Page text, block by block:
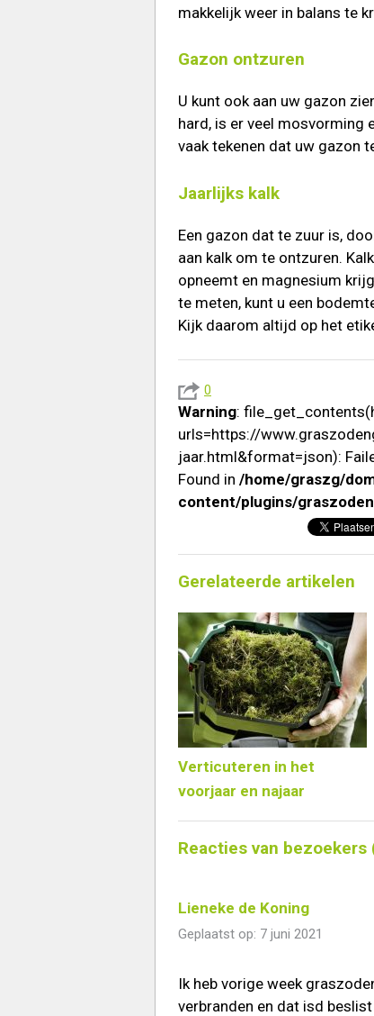
makkelijk weer in balans te
Gazon ontzuren
U kunt ook aan uw gazon
hard, is er veel mosvorming
vaak tekenen dat uw gazon
Jaarlijks kalk
Een gazon dat te zuur is,
aan kalk om te ontzuren.
opneemt en magnesium
te meten, kunt u een
Kijk daarom altijd op het
0
Warning:
urls=https://
jaar.html&format=json):
Found in /home/graszg/
content/plugins/
Gerelateerde artikelen
Verticuteren in het
voorjaar en najaar
Reacties van bezoekers
Lieneke de Koning
Geplaatst op: 7 juni 2021
Ik heb vorige week
verbranden en dat isd